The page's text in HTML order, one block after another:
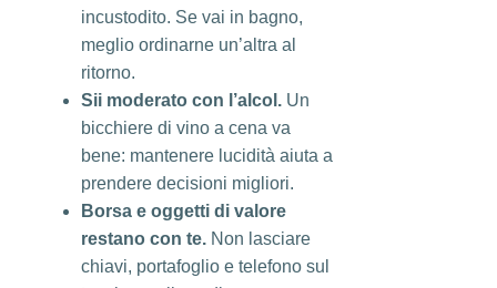
incustodito. Se vai in bagno,
meglio ordinarne un’altra al
ritorno.
Sii moderato con l’alcol.Un
bicchiere di vino a cena va
bene: mantenere lucidità aiuta a
prendere decisioni migliori.
Borsa e oggetti di valore
restano con te.Non lasciare
chiavi, portafoglio e telefono sul